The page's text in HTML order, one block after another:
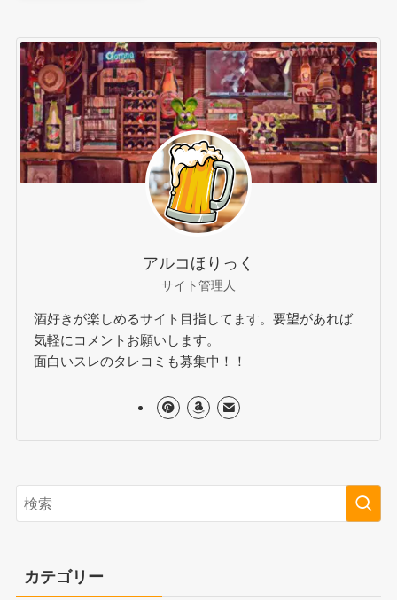
アルコほりっく
サイト管理人
酒好きが楽しめるサイト目指してます。要望があれば
気軽にコメントお願いします。
面白いスレのタレコミも募集中！！
カテゴリー